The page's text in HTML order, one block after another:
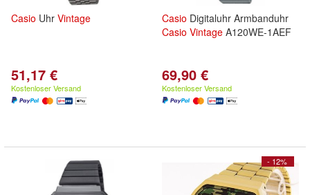
Casio Uhr Vintage
51,17 €
Kostenloser Versand
Casio Digitaluhr Armbanduhr
Casio Vintage A120WE-1AEF
69,90 €
Kostenloser Versand
- 12%